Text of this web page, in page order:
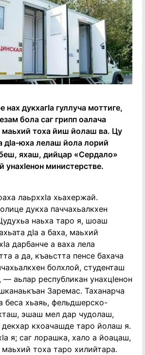
нах дукхагIа гуллуча моттиге,
бола саг грипп оалача
маьхий тоха йиш йолаш ва. Цу
дIа-юха лелаш йола лорий
яхаш, дийцар «Сердало»
унахIенон министерстве.
лаьрххIа хьахержай.
дукха паччахьалкхен
наьха таро я, шоаш
дIа а баха, маьхий
дарбанче а ваха лела
а да, къаьстта пенсе бахача
болхлой, студенташ
— аьлар республикан унахцIенон
Заремас. Таханарча
беса хьаяь, фельдшерско-
эшаш мел дар чудолаш,
кхоачашде таро йолаш я.
я; саг лорашка, хало а йоацаш,
маьхий тоха таро хилийтара.